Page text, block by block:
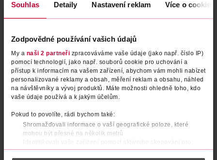
Souhlas Detaily Nastavení reklam Více o cookies
Zodpovědné používání vašich údajů
My a naši 2 partneři zpracováváme vaše údaje (jako např. číslo IP)
pomocí technologií, jako např. souborů cookie pro uchování a
přístup k informacím na vašem zařízení, abychom vám mohli nabízet
personalizované reklamy a obsah, měření reklam a obsahu, náhled
na návštěvníky a vývoj produktů. Máte možnosti ohledně toho, kdo
vaše údaje používá a k jakým účelům.
Pokud to povolíte, rádi bychom také:
Shromažďovali informace o vaší geografické poloze, které
mohou být přesné na několik metrů
Identifikovali vaše zařízení pomocí aktivního skenování pro
konkrétní charakteristiky (otisk prstu)